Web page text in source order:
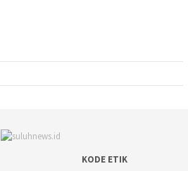
KODE ETIK